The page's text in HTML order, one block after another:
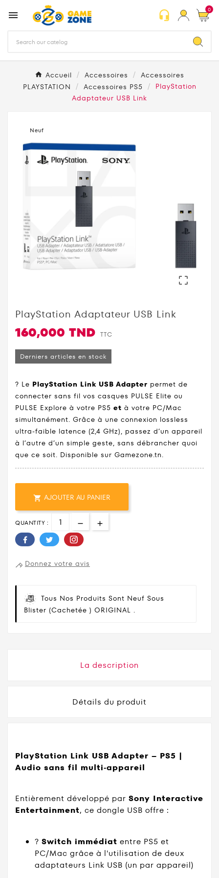
 headset_mic 0
Accueil Accessoires
Accessoires
PLAYSTATION
Accessoires PS5
PlayStation
Adaptateur USB Link
Neuf

PlayStation Adaptateur USB Link
160,000 TND TTC
Derniers articles en stock
? Le PlayStation Link USB Adapter permet de
connecter sans fil vos casques PULSE Elite ou
PULSE Explore à votre PS5 et à votre PC/Mac
simultanément. Grâce à une connexion lossless
ultra-faible latence (2,4 GHz), passez d’un appareil
à l’autre d’un simple geste, sans débrancher quoi
que ce soit. Disponible sur Gamezone.tn.
 AJOUTER AU PANIER
QUANTITY :
Donnez votre avis
Tous Nos Produits Sont Neuf Sous
Blister (cachetée ) ORIGINAL .
La description
Détails du produit
PlayStation Link USB Adapter – PS5 |
Audio sans fil multi‑appareil
Entièrement développé par Sony Interactive
Entertainment, ce dongle USB offre :
? Switch immédiat entre PS5 et
PC/Mac grâce à l'utilisation de deux
adaptateurs Link USB (un par appareil)